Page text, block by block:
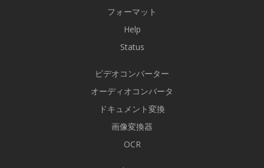
フォーマット
Help
Status
ビデオコンバーター
オーディオコンバータ
ドキュメント変換
画像変換器
OCR